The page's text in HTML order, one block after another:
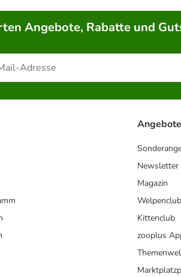
Angebote, Rabatte und
Newsletter
Magazin
Welpenclub
Kittenclub
zooplus